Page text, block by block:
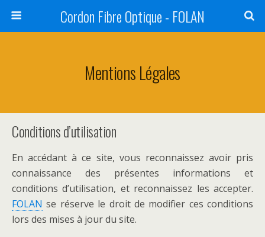
Cordon Fibre Optique - FOLAN
Mentions Légales
Conditions d’utilisation
En accédant à ce site, vous reconnaissez avoir pris
connaissance des présentes informations et
conditions d’utilisation, et reconnaissez les accepter.
FOLAN se réserve le droit de modifier ces conditions
lors des mises à jour du site.